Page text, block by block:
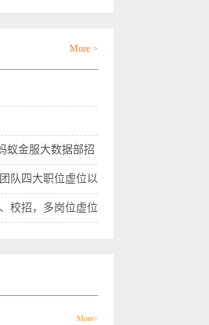
More >
蚁金服大数据部招
队四大职位虚位以
校招，多岗位虚位
More>